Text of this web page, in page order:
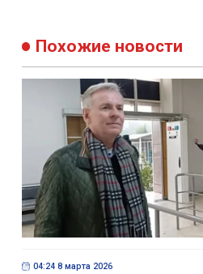
Похожие новости
04:24 8 марта 2026